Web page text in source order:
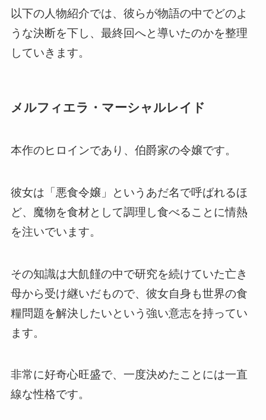
以下の人物紹介では、彼らが物語の中でどのよ
うな決断を下し、最終回へと導いたのかを整理
していきます。
メルフィエラ・マーシャルレイド
本作のヒロインであり、伯爵家の令嬢です。
彼女は「悪食令嬢」というあだ名で呼ばれるほ
ど、魔物を食材として調理し食べることに情熱
を注いでいます。
その知識は大飢饉の中で研究を続けていた亡き
母から受け継いだもので、彼女自身も世界の食
糧問題を解決したいという強い意志を持ってい
ます。
非常に好奇心旺盛で、一度決めたことには一直
線な性格です。